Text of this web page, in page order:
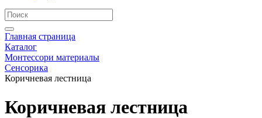
Главная страница
Каталог
Монтессори материалы
Сенсорика
Коричневая лестница
Коричневая лестница